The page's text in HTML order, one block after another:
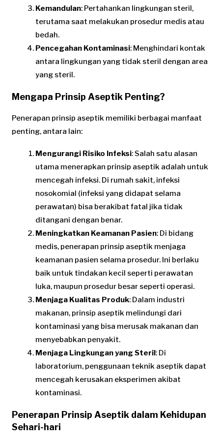
Kemandulan: Pertahankan lingkungan steril,
terutama saat melakukan prosedur medis atau
bedah.
Pencegahan Kontaminasi: Menghindari kontak
antara lingkungan yang tidak steril dengan area
yang steril.
Mengapa Prinsip Aseptik Penting?
Penerapan prinsip aseptik memiliki berbagai manfaat
penting, antara lain:
Mengurangi Risiko Infeksi: Salah satu alasan
utama menerapkan prinsip aseptik adalah untuk
mencegah infeksi. Di rumah sakit, infeksi
nosokomial (infeksi yang didapat selama
perawatan) bisa berakibat fatal jika tidak
ditangani dengan benar.
Meningkatkan Keamanan Pasien: Di bidang
medis, penerapan prinsip aseptik menjaga
keamanan pasien selama prosedur. Ini berlaku
baik untuk tindakan kecil seperti perawatan
luka, maupun prosedur besar seperti operasi.
Menjaga Kualitas Produk: Dalam industri
makanan, prinsip aseptik melindungi dari
kontaminasi yang bisa merusak makanan dan
menyebabkan penyakit.
Menjaga Lingkungan yang Steril: Di
laboratorium, penggunaan teknik aseptik dapat
mencegah kerusakan eksperimen akibat
kontaminasi.
Penerapan Prinsip Aseptik dalam Kehidupan
Sehari-hari